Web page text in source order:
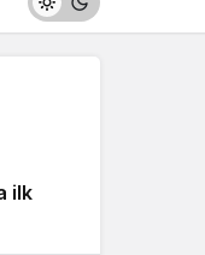
ilk